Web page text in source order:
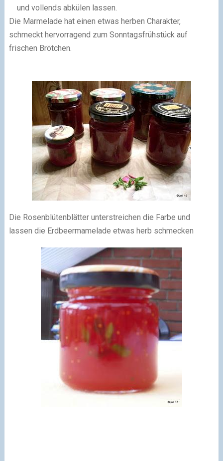
und vollends abkülen lassen.
Die Marmelade hat einen etwas herben Charakter,
schmeckt hervorragend zum Sonntagsfrühstück auf
frischen Brötchen.
Die Rosenblütenblätter unterstreichen die Farbe und
lassen die Erdbeermamelade etwas herb schmecken